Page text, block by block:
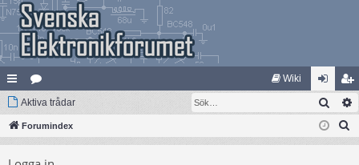
na
bb
at
eg
Wiki
og
ga
li
m
Aktiva trådar Sök
Forumindex